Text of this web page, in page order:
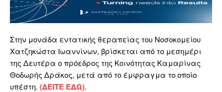
Στην μονάδα εντατικής θεραπείας του Νοσοκομείου
Χατζηκώστα Ιωαννίνων, βρίσκεται από το μεσημέρι
της Δευτέρα ο πρόεδρος της Κοινότητας Καμαρίνας
Θοδωρής Δράκος, μετά από το έμφραγμα το οποίο
υπέστη. (ΔΕΙΤΕ ΕΔΩ).